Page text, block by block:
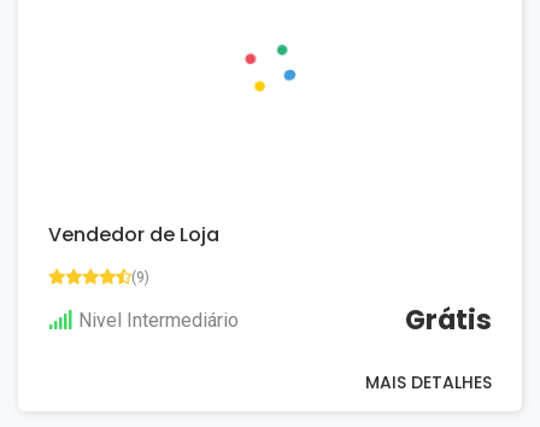
Vendedor de Loja
(9)
Nivel Intermediário Grátis
MAIS DETALHES